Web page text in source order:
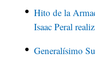
Hito de la
Isaac Peral
Generalísimo